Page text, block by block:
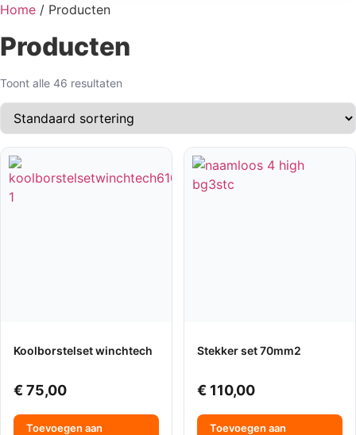
Home / Producten
Producten
Toont alle 46 resultaten
Koolborstelset winchtech
€75,00
Toevoegen aan
Stekker set 70mm2
€ 110,00
Toevoegen aan